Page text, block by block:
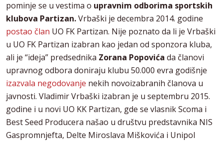
pominje se u vestima o upravnim odborima sportskih
klubova Partizan.Vrbaški je decembra 2014. godine
postao član UO FK Partizan. Nije poznato da li je Vrbaški
u UO FK Partizan izabran kao jedan od sponzora kluba,
ali je “ideja” predsednika Zorana Popovića da članovi
upravnog odbora doniraju klubu 50.000 evra godišnje
izazvala negodovanje nekih novoizabranih članova u
javnosti. Vladimir Vrbaški izabran je u septembru 2015.
godine i u novi UO KK Partizan, gde se vlasnik Scoma i
Best Seed Producera našao u društvu predstavnika NIS
Gaspromnjefta, Delte Miroslava Miškovića i Unipol